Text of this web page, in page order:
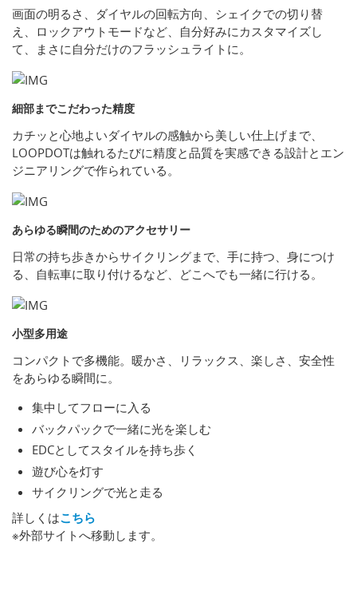
画面の明るさ、ダイヤルの回転方向、シェイクでの切り替
え、ロックアウトモードなど、自分好みにカスタマイズし
て、まさに自分だけのフラッシュライトに。
細部までこだわった精度
カチッと心地よいダイヤルの感触から美しい仕上げまで、
LOOPDOTは触れるたびに精度と品質を実感できる設計とエン
ジニアリングで作られている。
あらゆる瞬間のためのアクセサリー
日常の持ち歩きからサイクリングまで、手に持つ、身につけ
る、自転車に取り付けるなど、どこへでも一緒に行ける。
小型多用途
コンパクトで多機能。暖かさ、リラックス、楽しさ、安全性
をあらゆる瞬間に。
集中してフローに入る
バックパックで一緒に光を楽しむ
EDCとしてスタイルを持ち歩く
遊び心を灯す
サイクリングで光と走る
詳しくはこちら
※外部サイトへ移動します。